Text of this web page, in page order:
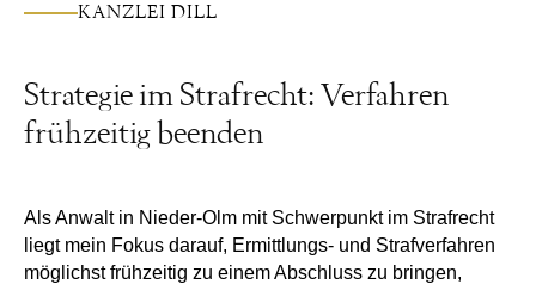
KANZLEI DILL
Strategie im Strafrecht: Verfahren
frühzeitig beenden
Als Anwalt in Nieder-Olm mit Schwerpunkt im Strafrecht
liegt mein Fokus darauf, Ermittlungs- und Strafverfahren
möglichst frühzeitig zu einem Abschluss zu bringen,